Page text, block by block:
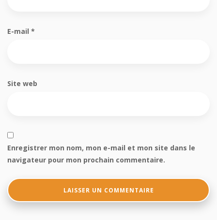
E-mail *
Site web
Enregistrer mon nom, mon e-mail et mon site dans le
navigateur pour mon prochain commentaire.